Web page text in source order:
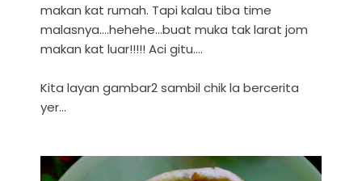
makan kat rumah. Tapi kalau tiba time
malasnya....hehehe...buat muka tak larat jom
makan kat luar!!!!! Aci gitu....
Kita layan gambar2 sambil chik la bercerita
yer...